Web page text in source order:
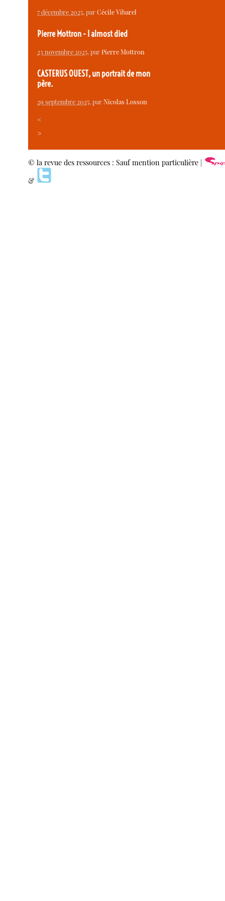
7 décembre 2025, parCécile Vibarel
Pierre Mottron - I almost died
23 novembre 2025, parPierre Mottron
CASTERUS OUEST, un portrait de mon
père.
29 septembre 2025, parNicolas Losson
<
>
© la revue des ressources : Sauf mention particulière |
&